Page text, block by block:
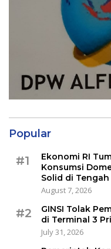
Popular
#1
Ekonomi RI
Konsumsi
Solid di
August 7, 2026
#2
GINSI Tolak
di Terminal 3
July 31, 2026